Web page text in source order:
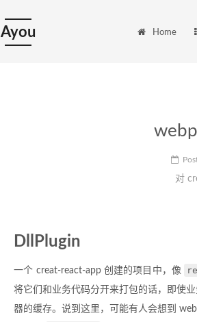
Ayou Home
对
DllPlugin
一个 creat-react-app 创建的项目中，像
将它们和业务代码分开来打包的话，即使
器的缓存。说到这里，可能有人会想到